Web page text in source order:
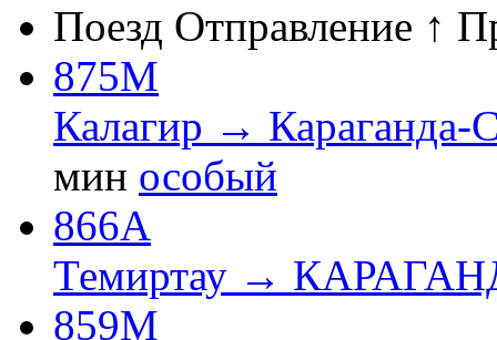
Поезд Отправление ↑
875М
Калагир → Караганда-
мин особый
866А
Темиртау →
859М